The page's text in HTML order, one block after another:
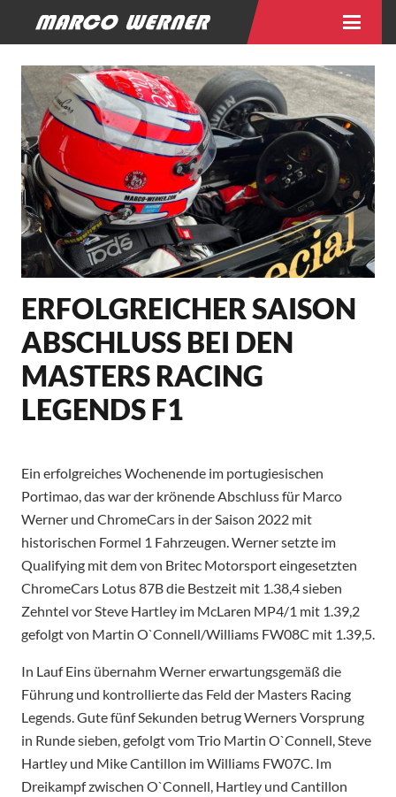
ERFOLGREICHER SAISON
ABSCHLUSS BEI DEN
MASTERS RACING
LEGENDS F1
Ein erfolgreiches Wochenende im portugiesischen
Portimao, das war der krönende Abschluss für Marco
Werner und ChromeCars in der Saison 2022 mit
historischen Formel 1 Fahrzeugen. Werner setzte im
Qualifying mit dem von Britec Motorsport eingesetzten
ChromeCars Lotus 87B die Bestzeit mit 1.38,4 sieben
Zehntel vor Steve Hartley im McLaren MP4/1 mit 1.39,2
gefolgt von Martin O`Connell/Williams FW08C mit 1.39,5.
In Lauf Eins übernahm Werner erwartungsgemäß die
Führung und kontrollierte das Feld der Masters Racing
Legends. Gute fünf Sekunden betrug Werners Vorsprung
in Runde sieben, gefolgt vom Trio Martin O`Connell, Steve
Hartley und Mike Cantillon im Williams FW07C. Im
Dreikampf zwischen O`Connell, Hartley und Cantillon